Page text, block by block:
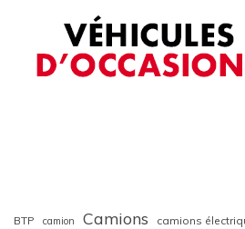
BTP camion Camions camions